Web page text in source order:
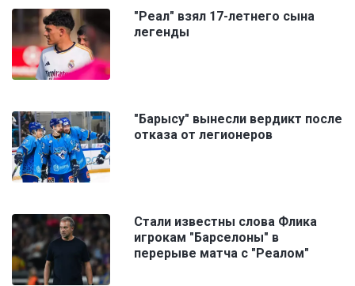
"Реал" взял 17-летнего сына
легенды
"Барысу" вынесли вердикт после
отказа от легионеров
Стали известны слова Флика
игрокам "Барселоны" в
перерыве матча с "Реалом"